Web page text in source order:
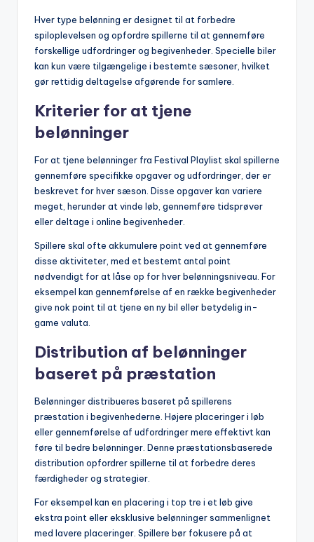
Hver type belønning er designet til at forbedre
spiloplevelsen og opfordre spillerne til at gennemføre
forskellige udfordringer og begivenheder. Specielle biler
kan kun være tilgængelige i bestemte sæsoner, hvilket
gør rettidig deltagelse afgørende for samlere.
Kriterier for at tjene
belønninger
For at tjene belønninger fra Festival Playlist skal spillerne
gennemføre specifikke opgaver og udfordringer, der er
beskrevet for hver sæson. Disse opgaver kan variere
meget, herunder at vinde løb, gennemføre tidsprøver
eller deltage i online begivenheder.
Spillere skal ofte akkumulere point ved at gennemføre
disse aktiviteter, med et bestemt antal point
nødvendigt for at låse op for hver belønningsniveau. For
eksempel kan gennemførelse af en række begivenheder
give nok point til at tjene en ny bil eller betydelig in-
game valuta.
Distribution af belønninger
baseret på præstation
Belønninger distribueres baseret på spillerens
præstation i begivenhederne. Højere placeringer i løb
eller gennemførelse af udfordringer mere effektivt kan
føre til bedre belønninger. Denne præstationsbaserede
distribution opfordrer spillerne til at forbedre deres
færdigheder og strategier.
For eksempel kan en placering i top tre i et løb give
ekstra point eller eksklusive belønninger sammenlignet
med lavere placeringer. Spillere bør fokusere på at